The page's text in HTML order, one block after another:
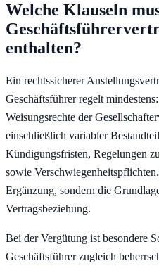
Welche Klauseln
enthalten?
Ein rechtssicherer
Geschäftsführer regelt
Weisungsrechte der
einschließlich variabler
Kündigungsfristen, Regelungen
sowie
Ergänzung, sondern die
Vertragsbeziehung.
Bei der Vergütung ist besondere
Geschäftsführer zugleich